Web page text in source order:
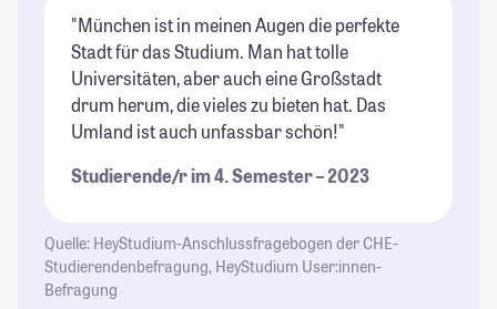
"München ist in meinen Augen die perfekte
Stadt für das Studium. Man hat tolle
Universitäten, aber auch eine Großstadt
drum herum, die vieles zu bieten hat. Das
Umland ist auch unfassbar schön!"
Studierende/r im 4. Semester – 2023
Quelle: HeyStudium-Anschlussfragebogen der CHE-
Studierendenbefragung, HeyStudium User:innen-
Befragung